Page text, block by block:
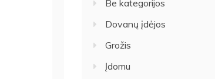
Be kategorijos
Dovanų įdėjos
Grožis
Įdomu